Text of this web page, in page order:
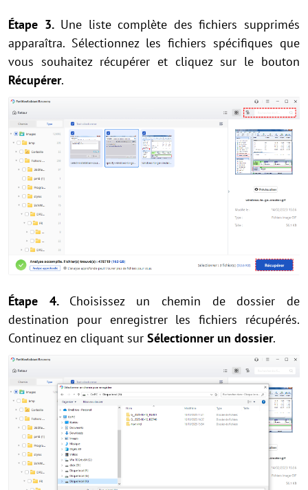
Étape 3.Une liste complète des fichiers supprimés
apparaîtra. Sélectionnez les fichiers spécifiques que
vous souhaitez récupérer et cliquez sur le bouton
Récupérer.
Étape 4. Choisissez un chemin de dossier de
destination pour enregistrer les fichiers récupérés.
Continuez en cliquant sur Sélectionner un dossier.